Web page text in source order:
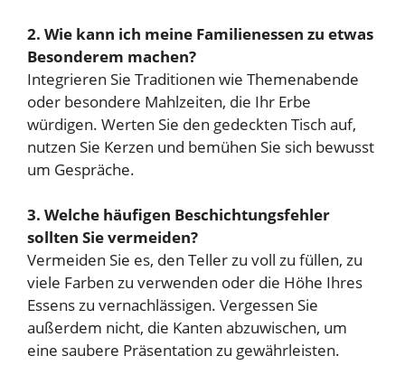
2. Wie kann ich meine Familienessen zu etwas
Besonderem machen?
Integrieren Sie Traditionen wie Themenabende
oder besondere Mahlzeiten, die Ihr Erbe
würdigen. Werten Sie den gedeckten Tisch auf,
nutzen Sie Kerzen und bemühen Sie sich bewusst
um Gespräche.
3. Welche häufigen Beschichtungsfehler
sollten Sie vermeiden?
Vermeiden Sie es, den Teller zu voll zu füllen, zu
viele Farben zu verwenden oder die Höhe Ihres
Essens zu vernachlässigen. Vergessen Sie
außerdem nicht, die Kanten abzuwischen, um
eine saubere Präsentation zu gewährleisten.